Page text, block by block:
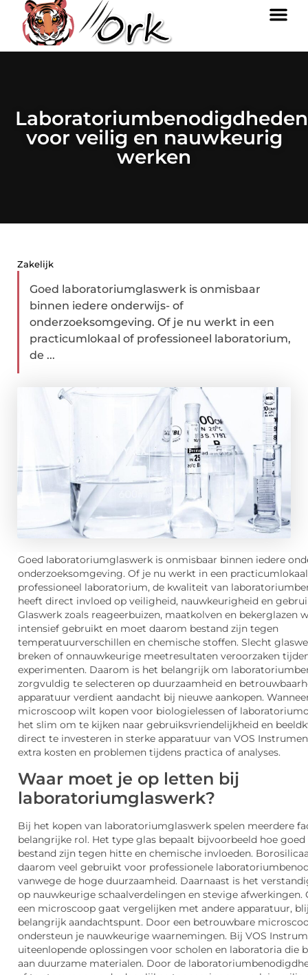
Laboratoriumbenodigdheden
voor veilig en nauwkeurig
werken
Zakelijk
Goed laboratoriumglaswerk is onmisbaar
binnen iedere onderwijs- of
onderzoeksomgeving. Of je nu werkt in een
practicumlokaal of professioneel laboratorium,
de ...
Goed laboratoriumglaswerk is onmisbaar binnen iedere
onderzoeksomgeving. Of je nu werkt in een
professioneel laboratorium, de kwaliteit van
heeft direct invloed op veiligheid, nauwkeurigheid en
Glaswerk zoals reageerbuizen, maatkolven en bekerglazen
intensief gebruikt en moet daarom bestand zijn tegen
temperatuurverschillen en chemische stoffen. Slecht
breken of onnauwkeurige meetresultaten veroorzaken
experimenten. Daarom is het belangrijk om
zorgvuldig te selecteren op duurzaamheid en
apparatuur verdient aandacht bij nieuwe aankopen.
microscoop wilt kopen voor biologielessen of
het slim om te kijken naar gebruiksvriendelijkheid en
direct te investeren in sterke apparatuur van VOS
extra kosten en problemen tijdens practica of analyses.
Waar moet je op letten bij
laboratoriumglaswerk?
Bij het kopen van laboratoriumglaswerk spelen meerdere
belangrijke rol. Het type glas bepaalt bijvoorbeeld hoe
bestand zijn tegen hitte en chemische invloeden.
daarom veel gebruikt voor professionele
vanwege de hoge duurzaamheid. Daarnaast is het
op nauwkeurige schaalverdelingen en stevige afwerkingen.
een microscoop gaat vergelijken met andere apparatuur,
belangrijk aandachtspunt. Door een betrouwbare
ondersteun je nauwkeurige waarnemingen. Bij VOS
uiteenlopende oplossingen voor scholen en laboratoria die
aan duurzame materialen. Door de